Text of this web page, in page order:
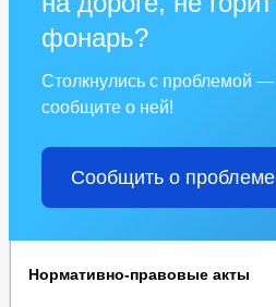
фонарь?
Столкнулись с проблемой —
сообщите о ней!
Сообщить о проблеме
Нормативно-правовые акты